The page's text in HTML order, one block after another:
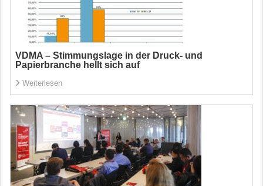
VDMA – Stimmungslage in der Druck- und
Papierbranche hellt sich auf
Weiterlesen